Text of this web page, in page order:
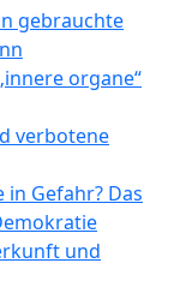
gebrauchte
organe“
verbotene
Gefahr? Das
und